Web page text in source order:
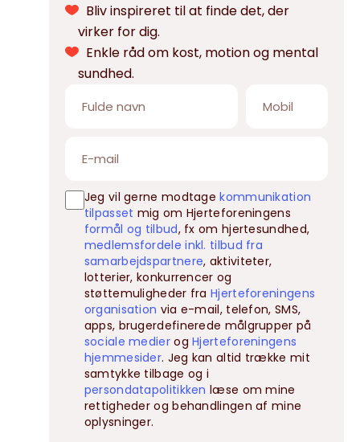
Bliv inspireret til at finde det, der
virker for dig.
Enkle råd om kost, motion og mental
sundhed.
Jeg vil gerne modtagekommunikation
tilpasset mig om Hjerteforeningens
formål og tilbud, fx om hjertesundhed,
medlemsfordele inkl. tilbud fra
samarbejdspartnere, aktiviteter,
lotterier, konkurrencer og
støttemuligheder fraHjerteforeningens
organisation via e-mail, telefon, SMS,
apps, brugerdefinerede målgrupper på
sociale medierogHjerteforeningens
hjemmesider. Jeg kan altid trække mit
samtykke tilbage og i
persondatapolitikken læse om mine
rettigheder og behandlingen af mine
oplysninger.